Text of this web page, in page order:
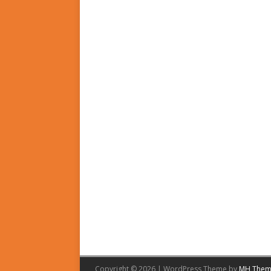
Copyright © 2026 | WordPress Theme by MH